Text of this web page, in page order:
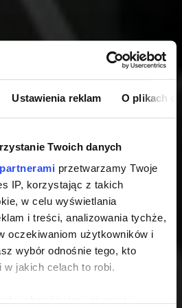
Ustawienia reklam O plikach
Twoich danych
przetwarzamy Twoje
IP, korzystając z takich
w celu wyświetlania
i treści, analizowania tychże,
oczekiwaniom użytkowników i
wybór odnośnie tego, kto
w jakich celach to robi.